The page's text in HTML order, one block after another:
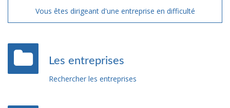
Vous êtes dirigeant d'une entreprise en difficulté
Les entreprises
Rechercher les entreprises